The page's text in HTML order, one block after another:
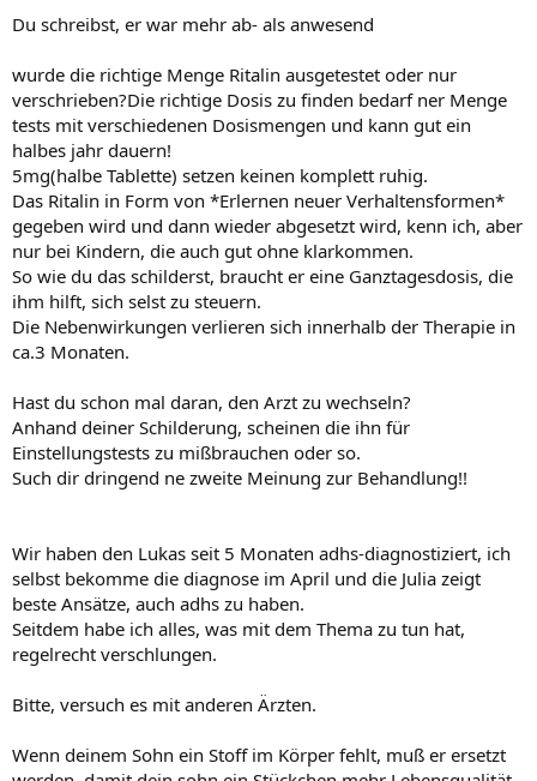
Du schreibst, er war mehr ab- als anwesend
wurde die richtige Menge Ritalin ausgetestet oder nur
verschrieben?Die richtige Dosis zu finden bedarf ner Menge
tests mit verschiedenen Dosismengen und kann gut ein
halbes jahr dauern!
5mg(halbe Tablette) setzen keinen komplett ruhig.
Das Ritalin in Form von *Erlernen neuer Verhaltensformen*
gegeben wird und dann wieder abgesetzt wird, kenn ich, aber
nur bei Kindern, die auch gut ohne klarkommen.
So wie du das schilderst, braucht er eine Ganztagesdosis, die
ihm hilft, sich selst zu steuern.
Die Nebenwirkungen verlieren sich innerhalb der Therapie in
ca.3 Monaten.
Hast du schon mal daran, den Arzt zu wechseln?
Anhand deiner Schilderung, scheinen die ihn für
Einstellungstests zu mißbrauchen oder so.
Such dir dringend ne zweite Meinung zur Behandlung!!
Wir haben den Lukas seit 5 Monaten adhs-diagnostiziert, ich
selbst bekomme die diagnose im April und die Julia zeigt
beste Ansätze, auch adhs zu haben.
Seitdem habe ich alles, was mit dem Thema zu tun hat,
regelrecht verschlungen.
Bitte, versuch es mit anderen Ärzten.
Wenn deinem Sohn ein Stoff im Körper fehlt, muß er ersetzt